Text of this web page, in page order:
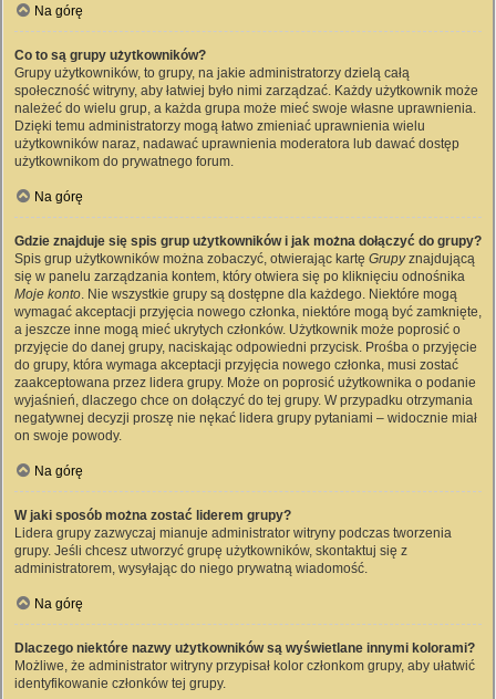
Na górę
Co to są grupy użytkowników?
Grupy użytkowników, to grupy, na jakie administratorzy dzielą całą
społeczność witryny, aby łatwiej było nimi zarządzać. Każdy użytkownik może
należeć do wielu grup, a każda grupa może mieć swoje własne uprawnienia.
Dzięki temu administratorzy mogą łatwo zmieniać uprawnienia wielu
użytkowników naraz, nadawać uprawnienia moderatora lub dawać dostęp
użytkownikom do prywatnego forum.
Na górę
Gdzie znajduje się spis grup użytkowników i jak można dołączyć do grupy?
Spis grup użytkowników można zobaczyć, otwierając kartę Grupyznajdującą
się w panelu zarządzania kontem, który otwiera się po kliknięciu odnośnika
Moje konto. Nie wszystkie grupy są dostępne dla każdego. Niektóre mogą
wymagać akceptacji przyjęcia nowego członka, niektóre mogą być zamknięte,
a jeszcze inne mogą mieć ukrytych członków. Użytkownik może poprosić o
przyjęcie do danej grupy, naciskając odpowiedni przycisk. Prośba o przyjęcie
do grupy, która wymaga akceptacji przyjęcia nowego członka, musi zostać
zaakceptowana przez lidera grupy. Może on poprosić użytkownika o podanie
wyjaśnień, dlaczego chce on dołączyć do tej grupy. W przypadku otrzymania
negatywnej decyzji proszę nie nękać lidera grupy pytaniami – widocznie miał
on swoje powody.
Na górę
W jaki sposób można zostać liderem grupy?
Lidera grupy zazwyczaj mianuje administrator witryny podczas tworzenia
grupy. Jeśli chcesz utworzyć grupę użytkowników, skontaktuj się z
administratorem, wysyłając do niego prywatną wiadomość.
Na górę
Dlaczego niektóre nazwy użytkowników są wyświetlane innymi kolorami?
Możliwe, że administrator witryny przypisał kolor członkom grupy, aby ułatwić
identyfikowanie członków tej grupy.